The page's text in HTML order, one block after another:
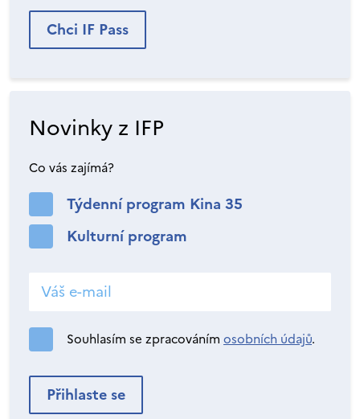
Chci IF Pass
Novinky z IFP
Co vás zajímá?
Týdenní program Kina 35
Kulturní program
Souhlasím se zpracováním osobních údajů.